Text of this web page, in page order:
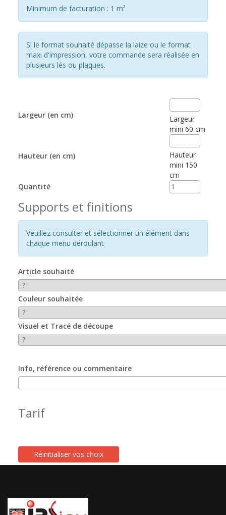
Minimum de facturation : 1 m²
Si le format souhaité dépasse la laize ou le format
maxi d'impression, votre commande sera réalisée en
plusieurs lés ou plaques.
Largeur (en cm)
Largeur
mini 60 cm
Hauteur (en cm)
Hauteur
mini 150
cm
Quantité
Supports et finitions
Veuillez consulter et sélectionner un élément dans
chaque menu déroulant
Article souhaité
Couleur souhaitée
Visuel et Tracé de découpe
Info, référence ou commentaire
Tarif